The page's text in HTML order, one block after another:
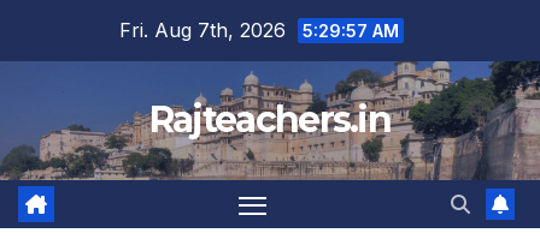
Fri. Aug 7th, 2026 5:29:57 AM
Rajteachers.in